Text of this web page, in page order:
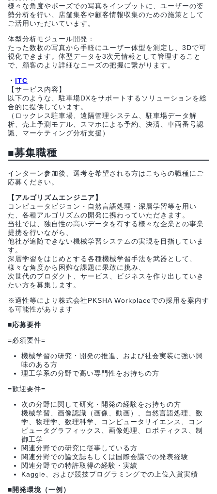
様々な角度やポーズでの写真をインプットに、ユーザーの姿
勢分析を行い、店舗集客や顧客情報収集のための施策として
ご活用いただいています。
体型分析モジュール開発：
たった数枚の写真から手軽にユーザー体型を測定し、3Dで可
視化できます。体型データを3次元情報として管理すること
で、顧客のより詳細なニーズの把握に繋がります。
・ ITC
【サービス内容】
以下のような、駐車場DXをサポートするソリューションを総
合的に提供しています。
（ロックレス駐車場、遠隔管理システム、駐車場データ解
析、売上予測モデル、スマホによる予約、決済、車両番号認
識、マーケティング分析支援）
■募集職種
インターン参加後、選考を希望される方はこちらの職種にご
応募ください。
【アルゴリズムエンジニア】
コンピュータビジョン・自然言語処理・深層学習等を用い
た、各種アルゴリズムの開発に携わっていただきます。
当社では、独自性の高いデータを有する様々な企業との事業
提携を行いながら、
他社が追随できない機械学習システムの実現を目指していま
す。
深層学習をはじめとする各種機械学習手法を武器として、
様々な角度から困難な課題に果敢に挑み、
次世代のプロダクト、サービス、ビジネスを作り出していき
たい方を募集します。
※適性等により株式会社PKSHA Workplaceでの採用を案内す
る可能性があります
■応募要件
=必須要件=
機械学習の研究・開発の推進、および社会実装に強い興
味のある方
理工学系の分野で高い専門性をお持ちの方
=歓迎要件=
次の分野に関して研究・開発の経験をお持ちの方
機械学習、画像認識（画像、動画）、自然言語処理、数
学、物理学、数理科学、コンピュータサイエンス、コン
ピュータグラフィックス、画像処理、ロボティクス、制
御工学
関連分野での研究に従事している方
関連分野での論文誌もしくは国際会議での発表経験
関連分野での特許取得の経験・実績
Kaggle、および競技プログラミングでの上位入賞実績
■開発環境（一例）